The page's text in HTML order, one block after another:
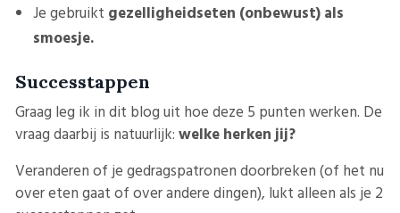
Je gebruikt gezelligheidseten (onbewust) als
smoesje.
Successtappen
Graag leg ik in dit blog uit hoe deze 5 punten werken. De
vraag daarbij is natuurlijk:welke herken jij?
Veranderen of je gedragspatronen doorbreken (of het nu
over eten gaat of over andere dingen), lukt alleen als je 2